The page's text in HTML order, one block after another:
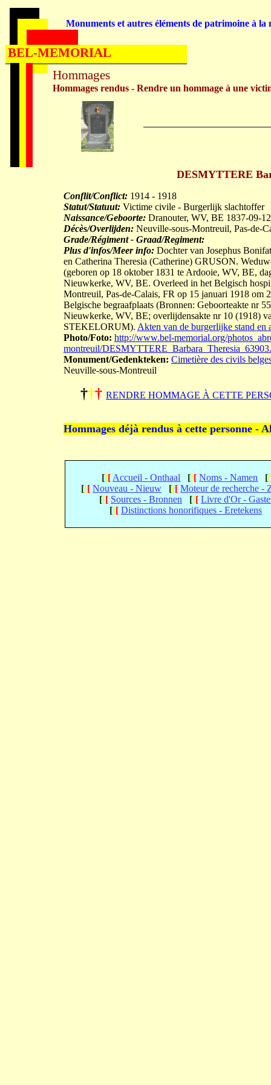
DESMYTTERE
Conflit/Conflict: 1914 - 1918
Statut/Statuut: Victime civile - Burgerlijk slachtoffer
Naissance/Geboorte: Dranouter, WV, BE 1837-09-12
Décès/Overlijden: Neuville-sous-Montreuil, Pas-de-
Grade/Régiment - Graad/Regiment:
Plus d'infos/Meer info: Dochter van Josephus
en Catherina Theresia (Catherine) GRUSON.
(geboren op 18 oktober 1831 te Ardooie, WV, BE,
Nieuwkerke, WV, BE. Overleed in het Belgisch
Montreuil, Pas-de-Calais, FR op 15 januari 1918 om
Belgische begraafplaats (Bronnen: Geboorteakte nr
Nieuwkerke, WV, BE; overlijdensakte nr 10 (1918)
STEKELORUM). Akten van de burgerlijke stand en
Photo/Foto: http://www.bel-memorial.org/
montreuil/
Monument/Gedenkteken: Cimetière des civils
Neuville-sous-Montreuil
††† RENDRE HOMMAGE À CETTE
Hommages déjà rendus à cette personne -
[[[ Accueil - Onthaal [[[ Noms - Namen [[
[[[ Nouveau - Nieuw [[[ Moteur de recherche -
[[[ Sources - Bronnen [[[ Livre d'Or -
[[[ Distinctions honorifiques - Eretekens
Hommages
Hommages rendus - Rendre un hommage à une
Monuments et autres éléments de patrimoine à la
BEL-MEMORIAL